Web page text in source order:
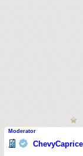
Moderator
ChevyCaprice